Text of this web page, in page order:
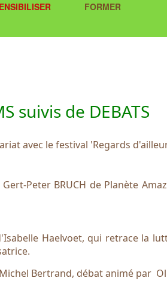
FORMER
suivis de DEBATS
avec le festival 'Regards
Peter BRUCH de Planète
Haelvoet, qui retrace la
Bertrand, débat animé par